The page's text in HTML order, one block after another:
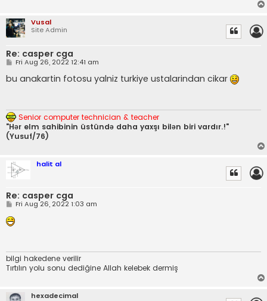
Vusal
Site Admin
Re: casper cga
P
s
t
Fri Aug 26, 2022 12:41 am
bu anakartin fotosu yalniz turkiye ustalarindan cikar
Senior computer technician & teacher
"Hər elm sahibinin üstündə daha yaxşı bilən biri vardır.!"
(Yusuf/76)
halit al
Re: casper cga
P
s
t
Fri Aug 26, 2022 1:03 am
bilgi hakedene verilir
Tırtılın yolu sonu dediğine Allah kelebek dermiş
hexadecimal